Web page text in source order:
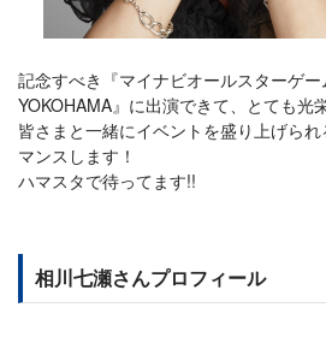
記念すべき『マイナビオールスターゲ
YOKOHAMA』に出演できて、とても光栄
皆さまと一緒にイベントを盛り上げら
マンスします！
ハマスタで待ってます!!
相川七瀬さんプロフィール